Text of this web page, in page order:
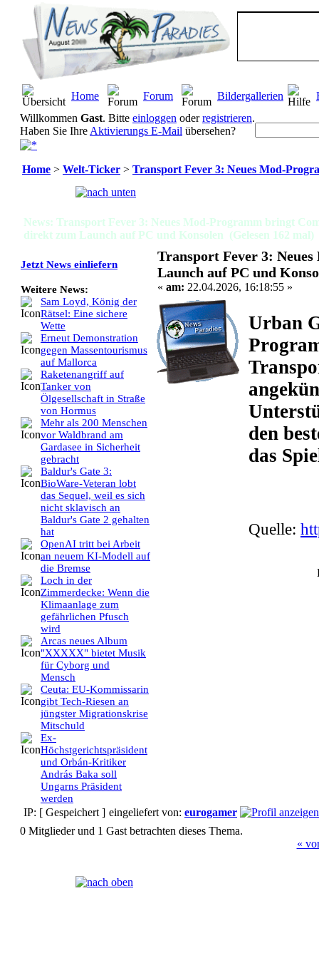
Home Forum Bildergallerien
Willkommen Gast. Bitte einloggen oderregistrieren.
Haben Sie Ihre Aktivierungs E-Mail übersehen?
Home > Welt-Ticker > Transport Fever 3: Neues Mod-
News: Transport Fever 3: Neues Mod-Programm bringt
direkt zum Launch auf PC und Konsolen (Gelesen 162 mal)
Jetzt News einliefern
Weitere News:
Sam Loyd, König der
Rätsel: Eine sichere
Wette
Erneut Demonstration
gegen Massentourismus
auf Mallorca
Raketenangriff auf
Tanker von
Ölgesellschaft in Straße
von Hormus
Mehr als 200 Menschen
vor Waldbrand am
Gardasee in Sicherheit
gebracht
Baldur's Gate 3:
BioWare-Veteran lobt
das Sequel, weil es sich
nicht sklavisch an
Baldur's Gate 2 gehalten
hat
OpenAI tritt bei Arbeit
an neuem KI-Modell auf
die Bremse
Loch in der
Zimmerdecke: Wenn die
Klimaanlage zum
gefährlichen Pfusch
wird
Arcas neues Album
"XXXXX" bietet Musik
für Cyborg und
Mensch
Ceuta: EU-Kommissarin
gibt Tech-Riesen an
jüngster Migrationskrise
Mitschuld
Ex-
Höchstgerichtspräsident
und Orbán-Kritiker
András Baka soll
Ungarns Präsident
werden
Transport Fever 3:
Launch auf PC und
« am: 22.04.2026, 16:18:55 »
Urban
den
das
Quelle:
IP: [ Gespeichert ] eingeliefert von: eurogamer
0 Mitglieder und 1 Gast betrachten dieses Thema.
«